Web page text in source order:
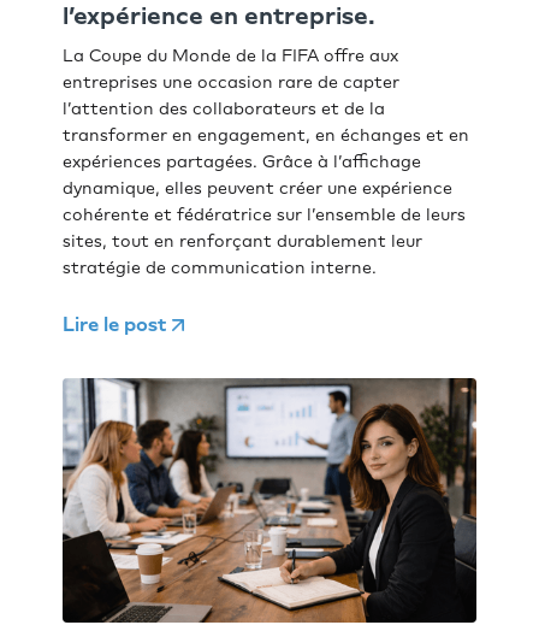
l’expérience en entreprise.
La Coupe du Monde de la FIFA offre aux
entreprises une occasion rare de capter
l’attention des collaborateurs et de la
transformer en engagement, en échanges et en
expériences partagées. Grâce à l’affichage
dynamique, elles peuvent créer une expérience
cohérente et fédératrice sur l’ensemble de leurs
sites, tout en renforçant durablement leur
stratégie de communication interne.
Lire le post